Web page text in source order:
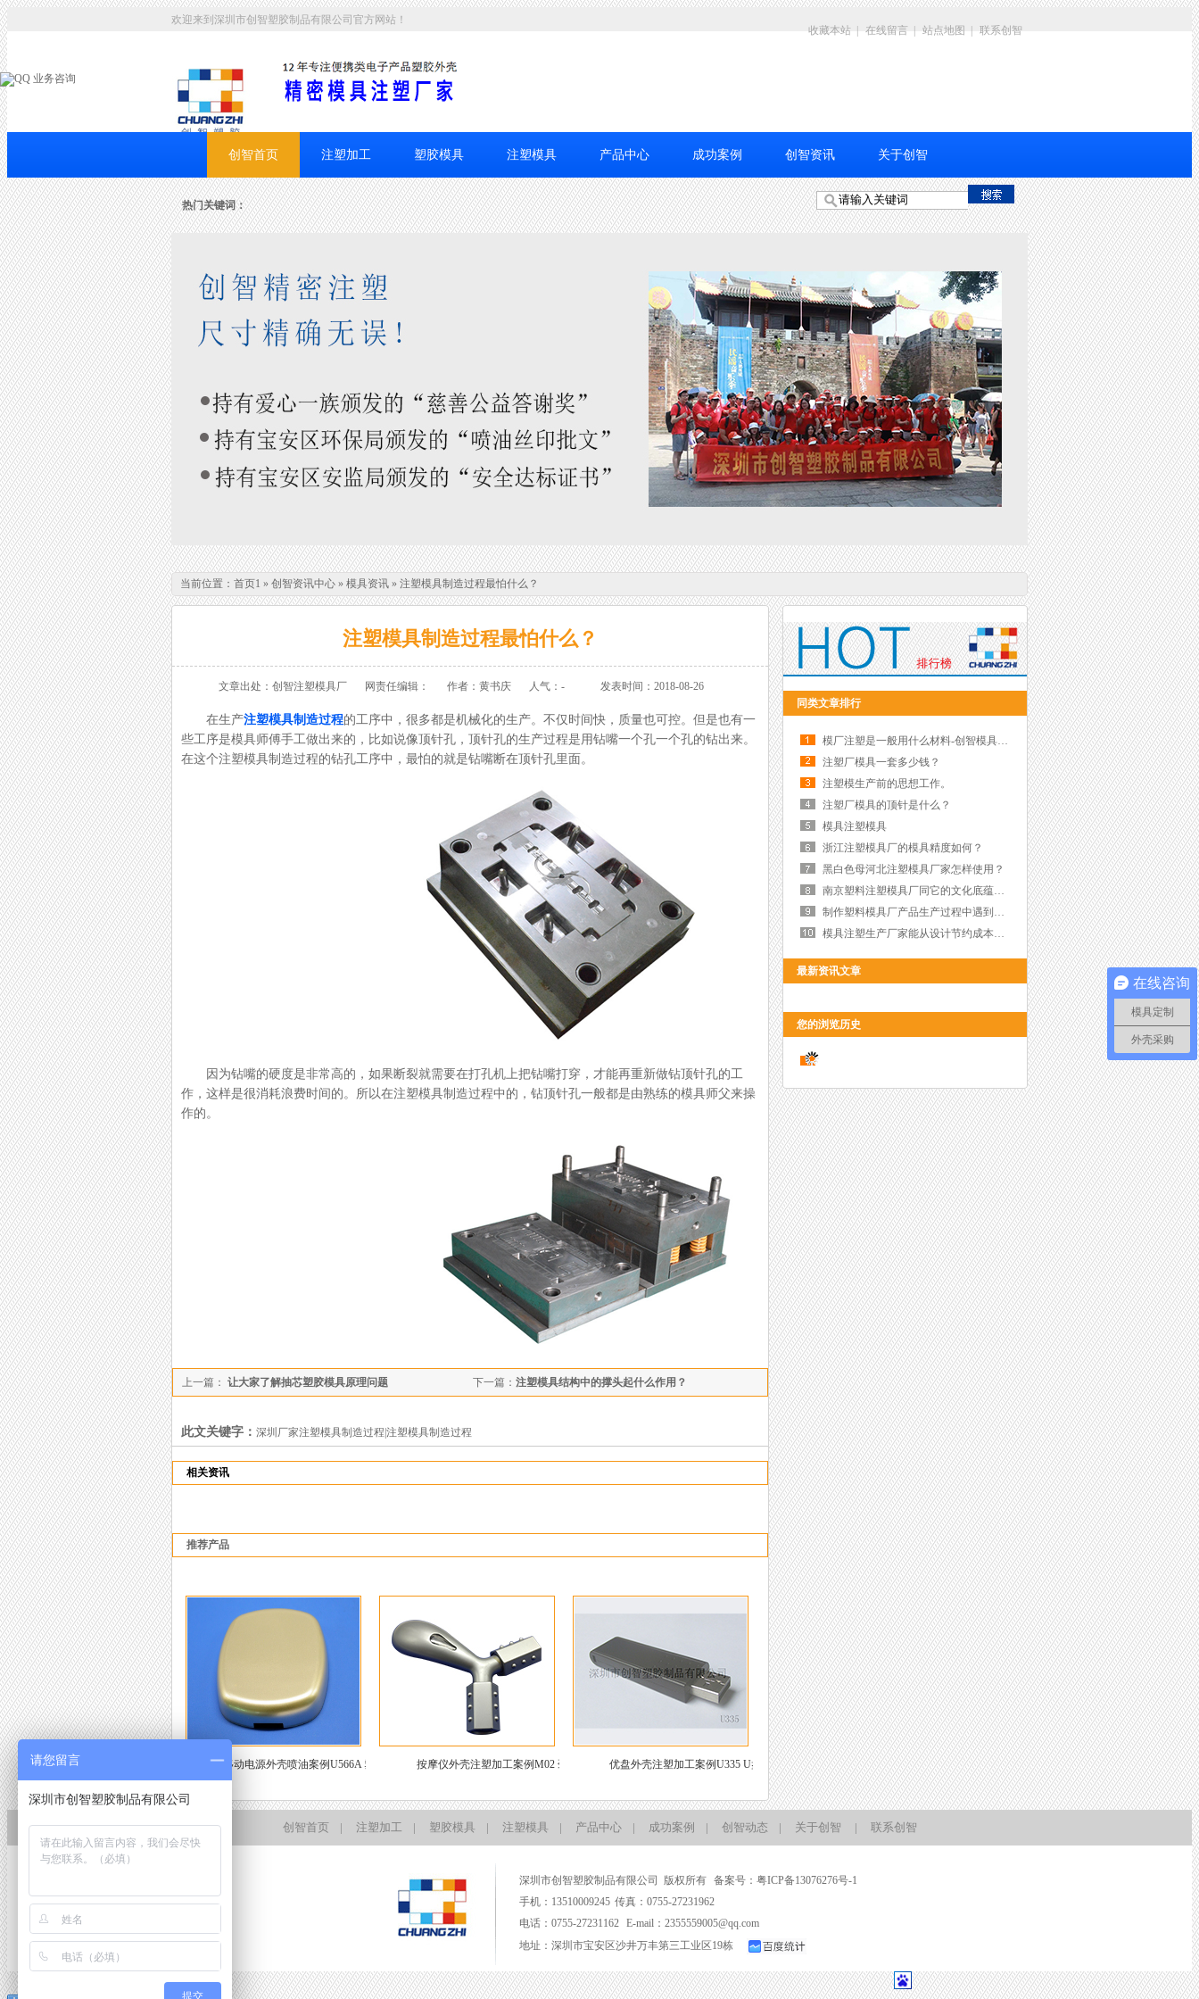
欢迎来到深圳市创智塑胶制品有限公司官方网站！
收藏本站
在线留言 站点地图 联系创智
咨询定制热线：13500043070
创智首页 注塑加工 塑胶模具 注塑模具 产品中心 成功案例 创智资讯 关于创智
联系创智
热门关键词：
当前位置： 首页1 » 创智资讯中心 » 模具资讯 » 注塑模具制造过程最怕什么？
注塑模具制造过程最怕什么？
文章出处：创智注塑模具厂 网责任编辑： 作者：黄书庆 人气： - 发表时间：2018-08-26
在生产注塑模具制造过程的工序中，很多都是机械化的生产。不仅时间快，质量也可控。 但是也有一
些工序是模具师傅手工做出来的，比如说像顶针孔，顶针孔的生产过程是用钻嘴一个孔一个孔的钻出来。
在这个注塑模具制造过程的钻孔工序中，最怕的就是钻嘴断在顶针孔里面。
因为钻嘴的硬度是非常高的，如果断裂就需要在打孔机上把钻嘴打穿，才能再重新做钻顶针孔的工
作，这样是很消耗浪费时间的。 所以在注塑模具制造过程中的，钻顶针孔一般都是由熟练的模具师父来操
作的。
下一篇： 注塑模具结构中的撑头起什么作用？
上一篇： 让大家了解抽芯塑胶模具原理问题
此文关键字： 深圳厂家注塑模具制造过程|注塑模具制造过程
相关资讯
推荐产品
移动电源外壳喷油案例U566A 塑胶件 按摩仪外壳注塑加工案例M02 颈椎按 优盘外壳注塑加工案例U335 U盘塑料
同类文章排行
模厂注塑是一般用什么材料-创智模具注塑
注塑厂模具一套多少钱？
注塑模生产前的思想工作。
注塑厂模具的顶针是什么？
模具注塑模具
浙江注塑模具厂的模具精度如何？
黑白色母河北注塑模具厂家怎样使用？
南京塑料注塑模具厂同它的文化底蕴一样有实力吗？
制作塑料模具厂产品生产过程中遇到产品色差如何解决？
模具注塑生产厂家能从设计节约成本吗？
最新资讯文章
您的浏览历史
创智首页 | 注塑加工 | 塑胶模具 | 注塑模具 | 产品中心 | 成功案例 | 创智动态 | 关于创智 | 联系创智
深圳市创智塑胶制品有限公司 版权所有 备案号： 粤ICP备13076276号-1
手机：13510009245 传真：0755-27231962
电话：0755-27231162 E-mail： 2355559005@qq.com
地址：深圳市宝安区沙井万丰第三工业区19栋
业务咨询
在线咨询
模具定制
外壳采购
请您留言
深圳市创智塑胶制品有限公司
提交